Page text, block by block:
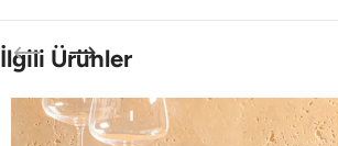
İlgili Ürünler